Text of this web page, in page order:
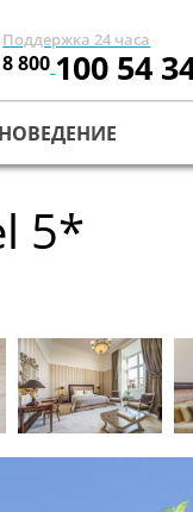
Поддержка 24 часа
8 800100 54
5*